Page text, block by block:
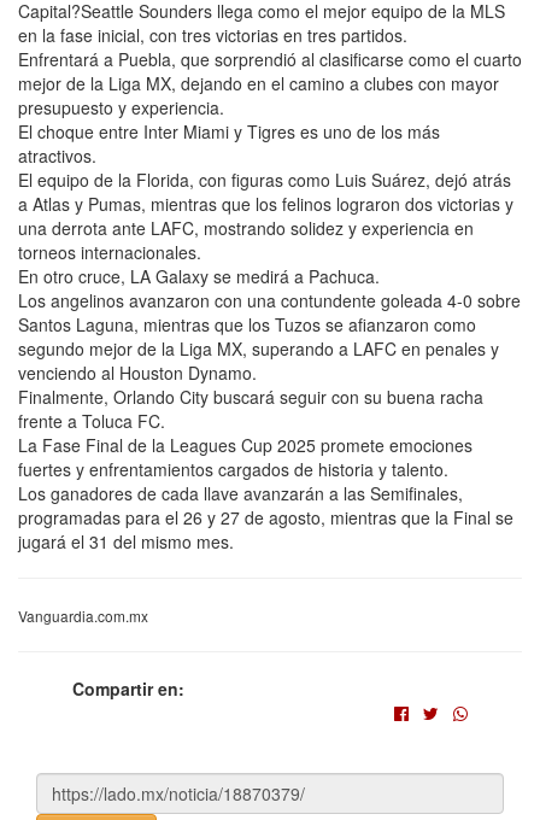
Capital?Seattle Sounders llega como el mejor equipo de la MLS
en la fase inicial, con tres victorias en tres partidos.
Enfrentará a Puebla, que sorprendió al clasificarse como el cuarto
mejor de la Liga MX, dejando en el camino a clubes con mayor
presupuesto y experiencia.
El choque entre Inter Miami y Tigres es uno de los más
atractivos.
El equipo de la Florida, con figuras como Luis Suárez, dejó atrás
a Atlas y Pumas, mientras que los felinos lograron dos victorias y
una derrota ante LAFC, mostrando solidez y experiencia en
torneos internacionales.
En otro cruce, LA Galaxy se medirá a Pachuca.
Los angelinos avanzaron con una contundente goleada 4-0 sobre
Santos Laguna, mientras que los Tuzos se afianzaron como
segundo mejor de la Liga MX, superando a LAFC en penales y
venciendo al Houston Dynamo.
Finalmente, Orlando City buscará seguir con su buena racha
frente a Toluca FC.
La Fase Final de la Leagues Cup 2025 promete emociones
fuertes y enfrentamientos cargados de historia y talento.
Los ganadores de cada llave avanzarán a las Semifinales,
programadas para el 26 y 27 de agosto, mientras que la Final se
jugará el 31 del mismo mes.
Vanguardia.com.mx
Compartir en: